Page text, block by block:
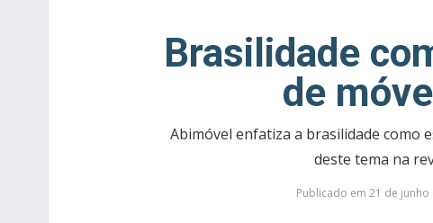
Brasilidade
de
Abimóvel enfatiza a brasilidade como
deste tema na
Publicado em 21 de